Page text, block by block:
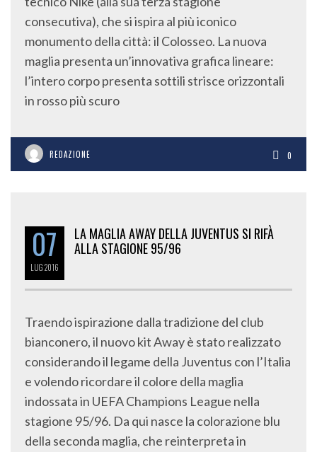
consecutiva), che si ispira al più iconico
monumento della città: il Colosseo. La nuova
maglia presenta un’innovativa grafica lineare:
l’intero corpo presenta sottili strisce orizzontali
in rosso più scuro
REDAZIONE 0
07
LUG2016
LA MAGLIA AWAY DELLA JUVENTUS SI RIFÀ
ALLA STAGIONE 95/96
Traendo ispirazione dalla tradizione del club
bianconero, il nuovo kit Away è stato realizzato
considerando il legame della Juventus con l’Italia
e volendo ricordare il colore della maglia
indossata in UEFA Champions League nella
stagione 95/96. Da qui nasce la colorazione blu
della seconda maglia, che reinterpreta in